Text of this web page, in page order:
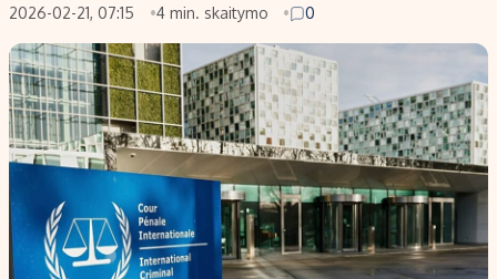
2026-02-21, 07:15
4 min. skaitymo 0